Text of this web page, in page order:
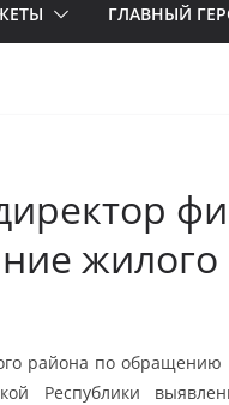
ГЛАВНЫЙ
района по
Республики